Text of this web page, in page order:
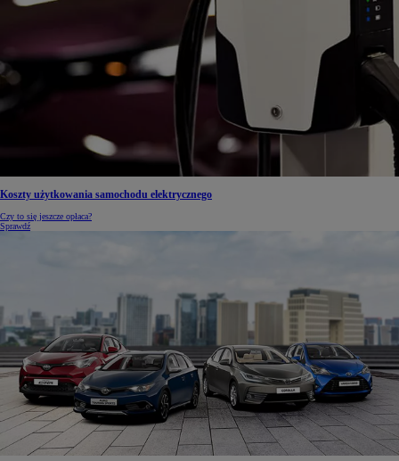
Koszty użytkowania samochodu elektrycznego
Czy to się jeszcze opłaca?
Sprawdź